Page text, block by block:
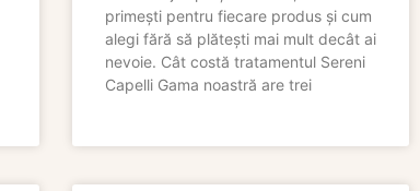
primești pentru fiecare produs și cum
alegi fără să plătești mai mult decât ai
nevoie. Cât costă tratamentul Sereni
Capelli Gama noastră are trei